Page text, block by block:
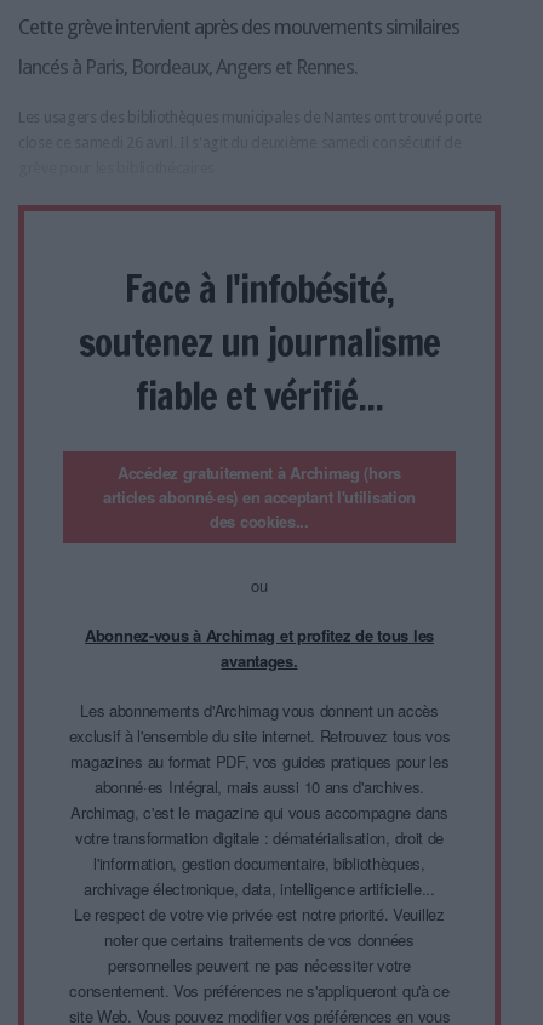
Cette grève intervient après des mouvements similaires
lancés à Paris, Bordeaux, Angers et Rennes.
Les usagers des bibliothèques municipales de Nantes ont trouvé porte
Face à l'infobésité,
soutenez un journalisme
fiable et vérifié...
Accédez gratuitement à Archimag (hors
articles abonné·es) en acceptant l'utilisation
des cookies...
ou
Abonnez-vous à Archimag et profitez de tous les
avantages.
Les abonnements d'Archimag vous donnent un accès
exclusif à l'ensemble du site internet. Retrouvez tous vos
magazines au format PDF, vos guides pratiques pour les
abonné·es Intégral, mais aussi 10 ans d'archives.
Archimag, c'est le magazine qui vous accompagne dans
votre transformation digitale : dématérialisation, droit de
l'information, gestion documentaire, bibliothèques,
archivage électronique, data, intelligence artificielle...
Le respect de votre vie privée est notre priorité. Veuillez
noter que certains traitements de vos données
personnelles peuvent ne pas nécessiter votre
consentement. Vos préférences ne s'appliqueront qu'à ce
site Web. Vous pouvez modifier vos préférences en vous